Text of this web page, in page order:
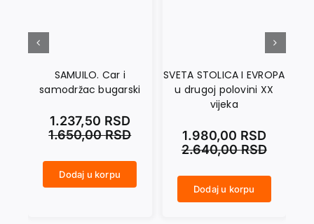
SAMUILO. Car i
samodržac bugarski
1.650,00RSD
1.237,50 RSD
Dodaj u korpu
SVETA STOLICA I EVROPA
u drugoj polovini XX
vijeka
2.640,00RSD
1.980,00 RSD
Dodaj u korpu